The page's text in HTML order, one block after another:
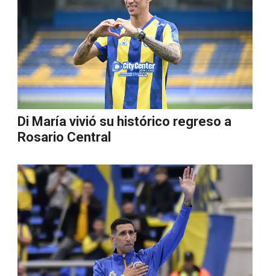
Di María vivió su histórico regreso a
Rosario Central